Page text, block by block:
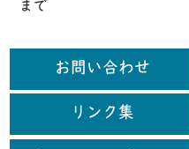
まで
お問い合わせ
リンク集